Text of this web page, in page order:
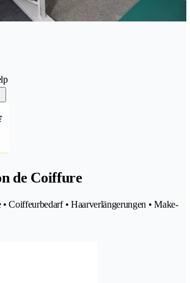
de Coiffure
Coiffeurbedarf • Haarverlängerungen • Make-